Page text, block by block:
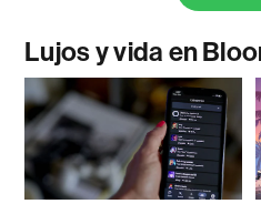
Lujos y vida en